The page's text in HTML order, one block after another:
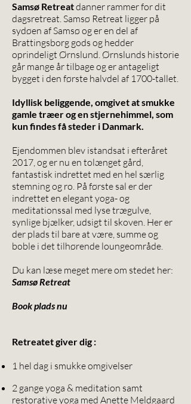
Samsø Retreatdanner rammer for dit
dagsretreat. Samsø Retreat ligger på
sydøen af Samsø og er en del af
Brattingsborg gods og hedder
oprindeligt Ørnslund. Ørnslunds historie
går mange år tilbage og er antageligt
bygget i den første halvdel af 1700-tallet.
Idyllisk beliggende, omgivet at smukke
gamle træer og en stjernehimmel, som
kun findes få steder i Danmark.
Ejendommen blev istandsat i efteråret
2017, og er nu en tolænget gård,
fantastisk indrettet med en hel særlig
stemning og ro. På første sal er der
indrettet en elegant yoga- og
meditationssal med lyse trægulve,
synlige bjælker, udsigt til skoven. Her er
der plads til bare at være, summe og
boble i det tilhørende loungeområde.
Du kan læse meget mere om stedet her:
Samsø Retreat
Book plads nu
Retreatet giver dig :
1 hel dag i smukke omgivelser
2 gange yoga & meditation samt
restorative yoga med Anette Meldgaard